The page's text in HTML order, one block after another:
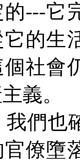
---它
的生
社會
義。
我們也
僚墮